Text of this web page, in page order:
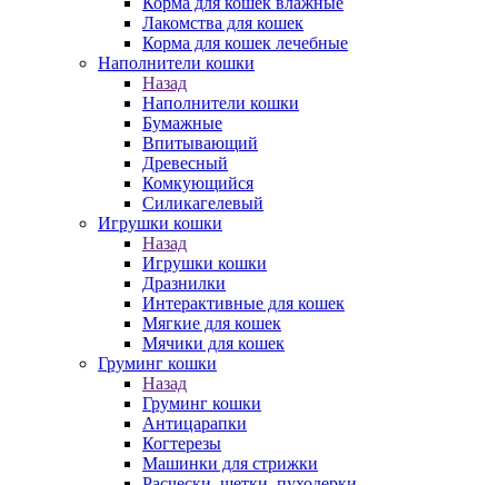
Лакомства для кошек
Корма для кошек лечебные
Наполнители кошки
Назад
Наполнители кошки
Бумажные
Впитывающий
Древесный
Комкующийся
Силикагелевый
Игрушки кошки
Назад
Игрушки кошки
Дразнилки
Интерактивные для кошек
Мягкие для кошек
Мячики для кошек
Груминг кошки
Назад
Груминг кошки
Антицарапки
Когтерезы
Машинки для стрижки